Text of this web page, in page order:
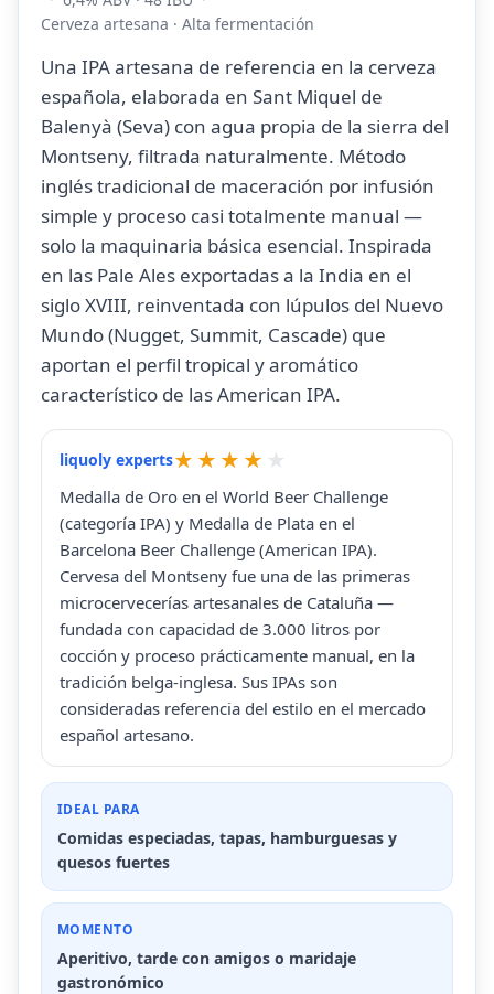
Cerveza artesana · Alta fermentación
Una IPA artesana de referencia en la cerveza
española, elaborada en Sant Miquel de
Balenyà (Seva) con agua propia de la sierra del
Montseny, filtrada naturalmente. Método
inglés tradicional de maceración por infusión
simple y proceso casi totalmente manual —
solo la maquinaria básica esencial. Inspirada
en las Pale Ales exportadas a la India en el
siglo XVIII, reinventada con lúpulos del Nuevo
Mundo (Nugget, Summit, Cascade) que
aportan el perfil tropical y aromático
característico de las American IPA.
liquoly experts
Medalla de Oro en el World Beer Challenge
(categoría IPA) y Medalla de Plata en el
Barcelona Beer Challenge (American IPA).
Cervesa del Montseny fue una de las primeras
microcervecerías artesanales de Cataluña —
fundada con capacidad de 3.000 litros por
cocción y proceso prácticamente manual, en la
tradición belga-inglesa. Sus IPAs son
consideradas referencia del estilo en el mercado
español artesano.
IDEAL PARA
Comidas especiadas, tapas, hamburguesas y
quesos fuertes
MOMENTO
Aperitivo, tarde con amigos o maridaje
gastronómico